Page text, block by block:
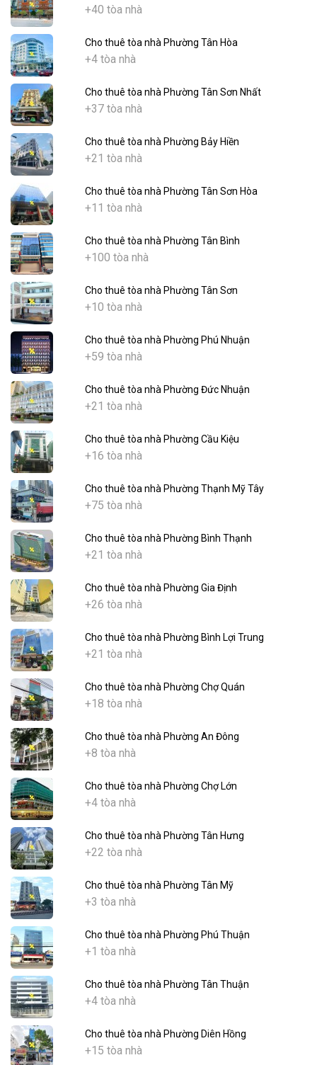
+40 tòa nhà
Cho thuê tòa nhà Phường Tân Hòa
+4 tòa nhà
Cho thuê tòa nhà Phường Tân Sơn Nhất
+37 tòa nhà
Cho thuê tòa nhà Phường Bảy Hiền
+21 tòa nhà
Cho thuê tòa nhà Phường Tân Sơn Hòa
+11 tòa nhà
Cho thuê tòa nhà Phường Tân Bình
+100 tòa nhà
Cho thuê tòa nhà Phường Tân Sơn
+10 tòa nhà
Cho thuê tòa nhà Phường Phú Nhuận
+59 tòa nhà
Cho thuê tòa nhà Phường Đức Nhuận
+21 tòa nhà
Cho thuê tòa nhà Phường Cầu Kiệu
+16 tòa nhà
Cho thuê tòa nhà Phường Thạnh Mỹ Tây
+75 tòa nhà
Cho thuê tòa nhà Phường Bình Thạnh
+21 tòa nhà
Cho thuê tòa nhà Phường Gia Định
+26 tòa nhà
Cho thuê tòa nhà Phường Bình Lợi Trung
+21 tòa nhà
Cho thuê tòa nhà Phường Chợ Quán
+18 tòa nhà
Cho thuê tòa nhà Phường An Đông
+8 tòa nhà
Cho thuê tòa nhà Phường Chợ Lớn
+4 tòa nhà
Cho thuê tòa nhà Phường Tân Hưng
+22 tòa nhà
Cho thuê tòa nhà Phường Tân Mỹ
+3 tòa nhà
Cho thuê tòa nhà Phường Phú Thuận
+1 tòa nhà
Cho thuê tòa nhà Phường Tân Thuận
+4 tòa nhà
Cho thuê tòa nhà Phường Diên Hồng
+15 tòa nhà